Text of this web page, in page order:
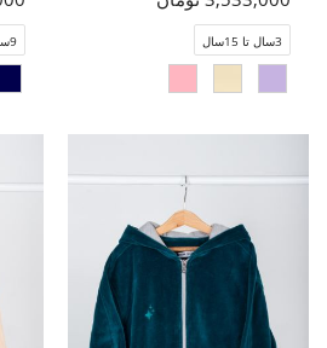
3سال تا 15سال 9سال تا 15سال